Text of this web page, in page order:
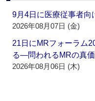
9月4日に医療従事者
2026年08月07日 (金)
21日にMRフォーラム
る―問われるMRの真
2026年08月06日 (木)